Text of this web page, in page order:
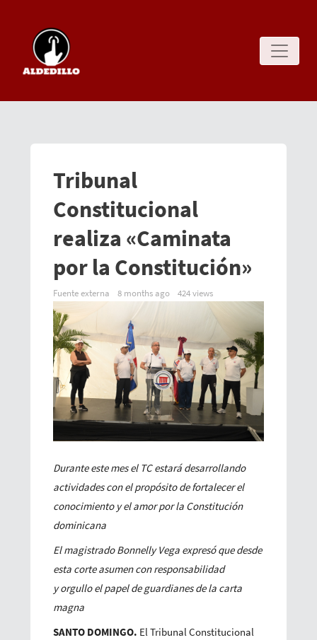
Tribunal
Constitucional
realiza «Caminata
por la Constitución»
Fuente externa 8 months ago 424 views
Durante este mes el TC estará desarrollando
actividades con el propósito de fortalecer el
conocimiento y el amor por la Constitución
dominicana
El magistrado Bonnelly Vega expresó que desde
esta corte asumen con responsabilidad
y orgullo el papel de guardianes de la carta
magna
SANTO DOMINGO. El Tribunal Constitucional